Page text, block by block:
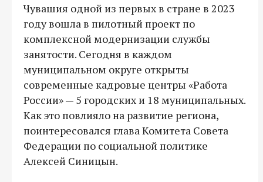
Чувашия одной из первых в стране в 2023
году вошла в пилотный проект по
комплексной модернизации службы
занятости. Сегодня в каждом
муниципальном округе открыты
современные кадровые центры «Работа
России» — 5 городских и 18 муниципальных.
Как это повлияло на развитие региона,
поинтересовался глава Комитета Совета
Федерации по социальной политике
Алексей Синицын.